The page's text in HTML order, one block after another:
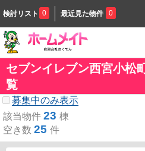
検討リスト 0 最近見た物件 0
セブンイレブン西宮小松
覧
募集中のみ表示
該当物件 23 棟
空き数 25 件